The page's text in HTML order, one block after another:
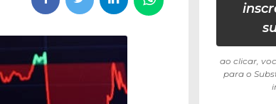
ao clicar,
para o